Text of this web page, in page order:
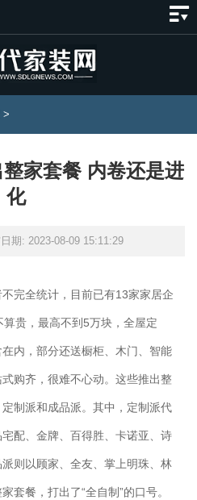
>
家套餐 内卷还是进
化
期: 2023-08-09 15:11:29
完全统计，目前已有13家家居企
贵，最高不到5万块，全屋定
内，部分还送橱柜、木门、智能
购齐，很难不心动。这些推出整
制派和成品派。其中，定制派代
配、金牌、百得胜、卡诺亚、诗
则以顾家、全友、掌上明珠、林
套餐，打出了“全自制”的口号。